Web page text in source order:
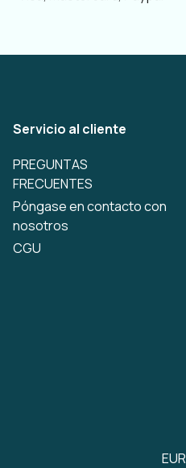
Servicio al cliente
PREGUNTAS
FRECUENTES
Póngase en contacto con
nosotros
CGU
EUR